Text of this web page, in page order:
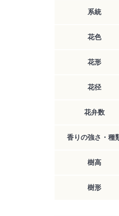
系統
花色
花形
花径
花弁数
香りの強さ・種
樹高
樹形